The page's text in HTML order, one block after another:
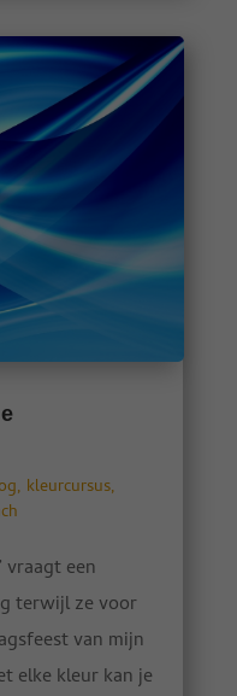
, kleurcursus,
vraagt een
terwijl ze voor
van mijn
elke kleur kan je